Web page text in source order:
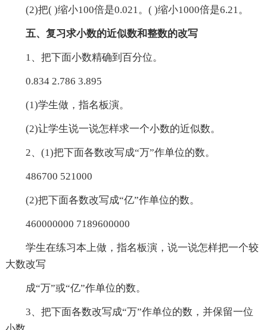
(2)把( )缩小100倍是0.021。( )缩小1000倍是6.21。
五、复习求小数的近似数和整数的改写
1、把下面小数精确到百分位。
0.834 2.786 3.895
(1)学生做，指名板演。
(2)让学生说一说怎样求一个小数的近似数。
2、(1)把下面各数改写成“万”作单位的数。
486700 521000
(2)把下面各数改写成“亿”作单位的数。
460000000 7189600000
学生在练习本上做，指名板演，说一说怎样把一个较
大数改写
成“万”或“亿”作单位的数。
3、把下面各数改写成“万”作单位的数，并保留一位